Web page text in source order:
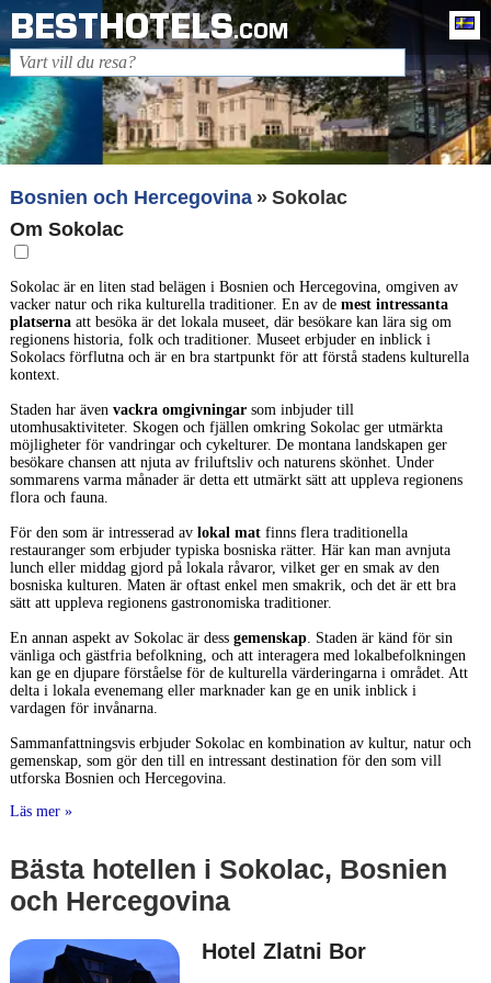
BESTHOTELS.COM
Bosnien och Hercegovina
Sokolac
Om Sokolac
Sokolac är en liten stad belägen i Bosnien och Hercegovina, omgiven av
vacker natur och rika kulturella traditioner. En av de mest intressanta
platsernaatt besöka är det lokala museet, där besökare kan lära sig om
regionens historia, folk och traditioner. Museet erbjuder en inblick i
Sokolacs förflutna och är en bra startpunkt för att förstå stadens kulturella
kontext.
Staden har även vackra omgivningarsom inbjuder till
utomhusaktiviteter. Skogen och fjällen omkring Sokolac ger utmärkta
möjligheter för vandringar och cykelturer. De montana landskapen ger
besökare chansen att njuta av friluftsliv och naturens skönhet. Under
sommarens varma månader är detta ett utmärkt sätt att uppleva regionens
flora och fauna.
För den som är intresserad av lokal matfinns flera traditionella
restauranger som erbjuder typiska bosniska rätter. Här kan man avnjuta
lunch eller middag gjord på lokala råvaror, vilket ger en smak av den
bosniska kulturen. Maten är oftast enkel men smakrik, och det är ett bra
sätt att uppleva regionens gastronomiska traditioner.
En annan aspekt av Sokolac är dess gemenskap. Staden är känd för sin
vänliga och gästfria befolkning, och att interagera med lokalbefolkningen
kan ge en djupare förståelse för de kulturella värderingarna i området. Att
delta i lokala evenemang eller marknader kan ge en unik inblick i
vardagen för invånarna.
Sammanfattningsvis erbjuder Sokolac en kombination av kultur, natur och
gemenskap, som gör den till en intressant destination för den som vill
utforska Bosnien och Hercegovina.
Läs mer »
Bästa hotellen i Sokolac, Bosnien
och Hercegovina
Hotel Zlatni Bor